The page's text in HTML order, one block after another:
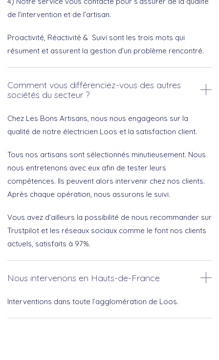
de l’intervention et de l’artisan.
Proactivité, Réactivité & Suivi sont les trois mots qui
résument et assurent la gestion d’un problème rencontré.
Comment vous différenciez-vous des autres
sociétés du secteur ?
Chez Les Bons Artisans, nous nous engageons sur la
qualité de notre électricien Loos et la satisfaction client.
Tous nos artisans sont sélectionnés minutieusement. Nous
nous entretenons avec eux afin de tester leurs
compétences. Ils peuvent alors intervenir chez nos clients.
Après chaque opération, nous assurons le suivi.
Vous avez d’ailleurs la possibilité de nous recommander sur
Trustpilot et les réseaux sociaux comme le font nos clients
actuels, satisfaits à 97%.
Nous intervenons en Hauts-de-France
Interventions dans toute l’agglomération de Loos.